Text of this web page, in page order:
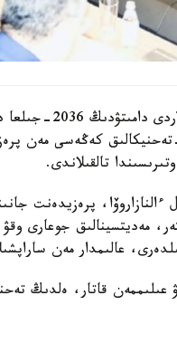
قازاقستان
تەحنيكالىق كەڭەسى مەن
تالقىلاندى.
ءالنازاروۆا، پرەزيدەنت
مەديتسينالىق جوعارى
عالىمدار مەن
عىلىممەن قاتار، ەلدىڭ